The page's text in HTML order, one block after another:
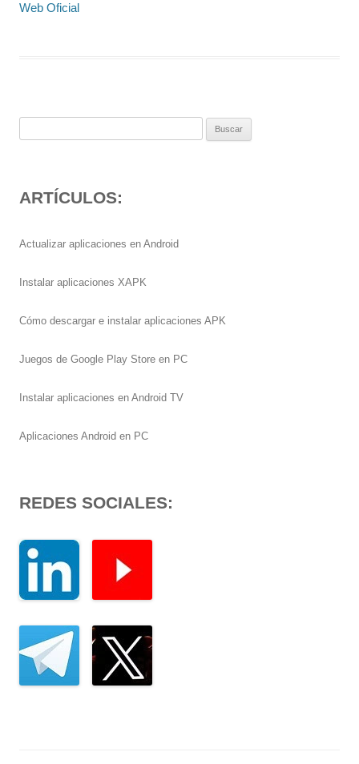
Web Oficial
ARTÍCULOS:
Actualizar aplicaciones en Android
Instalar aplicaciones XAPK
Cómo descargar e instalar aplicaciones APK
Juegos de Google Play Store en PC
Instalar aplicaciones en Android TV
Aplicaciones Android en PC
REDES SOCIALES: